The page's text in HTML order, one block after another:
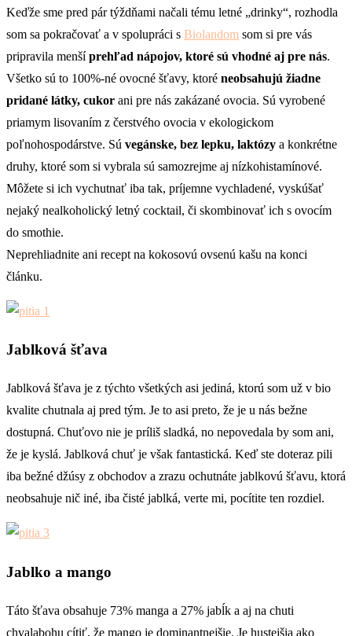
Keďže sme pred pár týždňami načali tému letné „drinky“, rozhodla
som sa pokračovať a v spolupráci s Biolandom som si pre vás
pripravila menšíprehľad nápojov, ktoré sú vhodné aj pre nás.
Všetko sú to 100%-né ovocné šťavy, ktoré neobsahujú žiadne
pridané látky, cukor ani pre nás zakázané ovocia. Sú vyrobené
priamym lisovaním z čerstvého ovocia v ekologickom
poľnohospodárstve. Sú vegánske, bez lepku, laktózy a konkrétne
druhy, ktoré som si vybrala sú samozrejme aj nízkohistamínové.
Môžete si ich vychutnať iba tak, príjemne vychladené, vyskúšať
nejaký nealkoholický letný cocktail, či skombinovať ich s ovocím
do smothie.
Neprehliadnite ani recept na kokosovú ovsenú kašu na konci
článku.
Jablková šťava
Jablková šťava je z týchto všetkých asi jediná, ktorú som už v bio
kvalite chutnala aj pred tým. Je to asi preto, že je u nás bežne
dostupná. Chuťovo nie je príliš sladká, no nepovedala by som ani,
že je kyslá. Jablková chuť je však fantastická. Keď ste doteraz pili
iba bežné džúsy z obchodov a zrazu ochutnáte jablkovú šťavu, ktorá
neobsahuje nič iné, iba čisté jablká, verte mi, pocítite ten rozdiel.
Jablko a mango
Táto šťava obsahuje 73% manga a 27% jabĺk a aj na chuti
chvalabohu cítiť, že mango je dominantnejšie. Je hustejšia ako